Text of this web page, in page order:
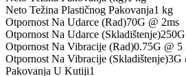
Neto Težina Plastičnog Pakovanja1 kg
Otpornost Na Udarce (Rad)70G @ 2ms
Otpornost Na Udarce (Skladištenje)
Otpornost Na Vibracije (Rad)0.75G @ 5
Otpornost Na Vibracije (Skladištenje)3G
Pakovanja U Kutiji1